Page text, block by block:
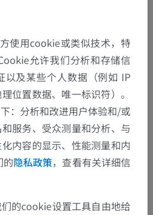
使用cookie或类似技术，特
允许我们分析和存储信
以及某些个人数据（例如 IP
位置数据、唯一标识符）。
：分析和改进用户体验和/或
服务、受众测量和分析、与
内容的显示、性能测量和内
的隐私政策，查看有关详细信
的cookie设置工具自由地给